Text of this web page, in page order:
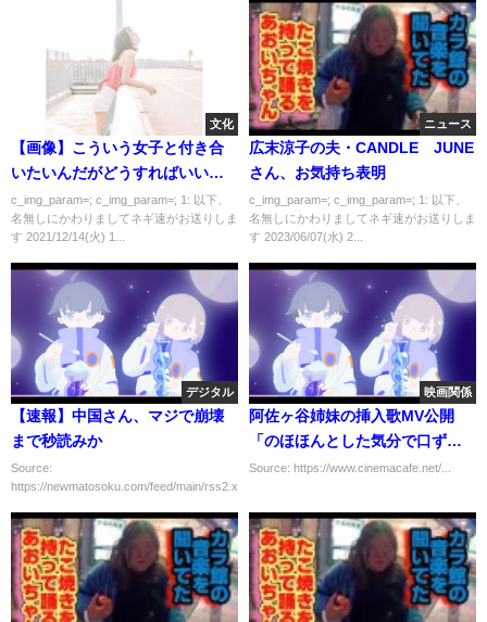
文化
【画像】こういう女子と付き合
いたいんだがどうすればいいん
だよ😭
c_img_param=; c_img_param=; 1: 以下、
名無しにかわりましてネギ速がお送りしま
す 2021/12/14(火) 1...
ニュース
広末涼子の夫・CANDLE JUNE
さん、お気持ち表明
c_img_param=; c_img_param=; 1: 以下、
名無しにかわりましてネギ速がお送りしま
す 2023/06/07(水) 2...
デジタル
【速報】中国さん、マジで崩壊
まで秒読みか
Source:
https://newmatosoku.com/feed/main/rss2.xml...
映画関係
阿佐ヶ谷姉妹の挿入歌MV公開
「のほほんとした気分で口ずさ
んで」
Source: https://www.cinemacafe.net/...